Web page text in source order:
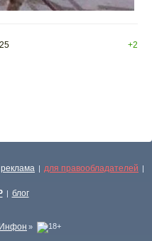
+2
реклама | для правообладателей |
| блог
Инфон »